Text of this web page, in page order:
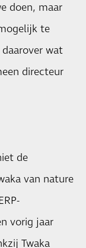
doen, maar
te
wat
directeur
de
van nature
vorig jaar
Twaka